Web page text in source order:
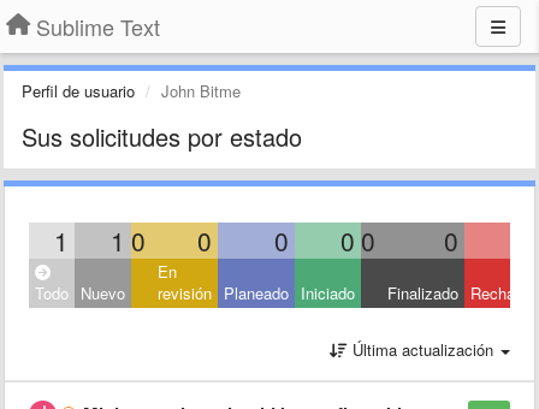
Sublime Text
Perfil de usuario John Bitme
Sus solicitudes por estado
1 1 0 0 0 0 0 0
Todo Nuevo
En
revisión Planeado Iniciado Finalizado
Última actualización